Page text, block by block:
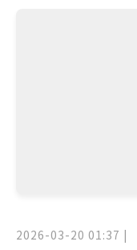
2026-03-20 01:37 |